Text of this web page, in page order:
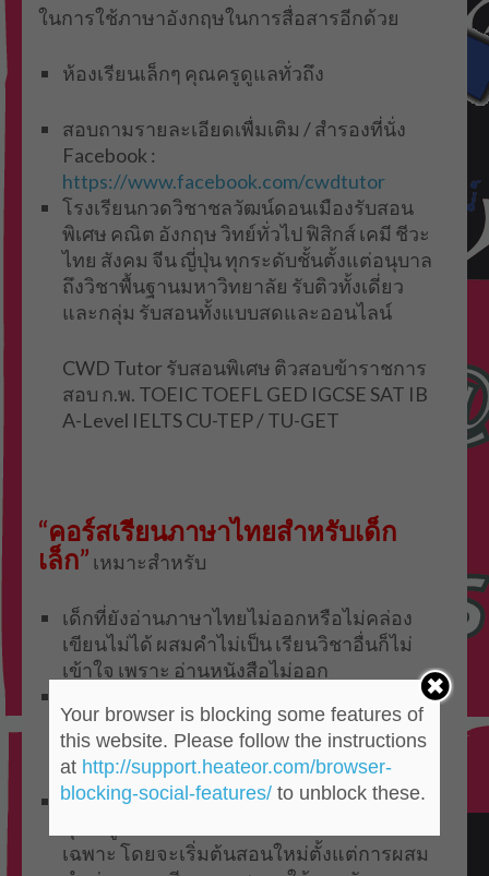
ในการใช้ภาษาอังกฤษในการสื่อสารอีกด้วย
ห้องเรียนเล็กๆ คุณครูดูแลทั่วถึง
สอบถามรายละเอียดเพื่มเติม / สำรองที่นั่ง
Facebook :
https://www.facebook.com/cwdtutor
โรงเรียนกวดวิชาชลวัฒน์ดอนเมืองรับสอน
พิเศษ คณิต อังกฤษ วิทย์ทั่วไป ฟิสิกส์ เคมี ชีวะ
ไทย สังคม จีน ญี่ปุ่น ทุกระดับชั้นตั้งแต่อนุบาล
ถึงวิชาพื้นฐานมหาวิทยาลัย รับติวทั้งเดี่ยว
และกลุ่ม รับสอนทั้งแบบสดและออนไลน์
CWD Tutor รับสอนพิเศษ ติวสอบข้าราชการ
สอบ ก.พ. TOEIC TOEFL GED IGCSE SAT IB
A-Level IELTS CU-TEP / TU-GET
“คอร์สเรียนภาษาไทยสำหรับเด็ก
เล็ก” เหมาะสำหรับ
เด็กที่ยังอ่านภาษาไทยไม่ออกหรือไม่คล่อง
เขียนไม่ได้ ผสมคำไม่เป็น เรียนวิชาอื่นก็ไม่
เข้าใจ เพราะ อ่านหนังสือไม่ออก
ภาษาอังกฤษก็ต้องจดคำแปล แต่เด็กยังอ่าน
ภาษาไทยไม่ออกและเขียนไม่ได้เลยทำไงดี
คะคุณครู
CWD Tutor-กวดวิชาชลวัฒน์ดอนเมืองมี
เฉพาะ โดยจะเริ่มต้นสอนใหม่ตั้งแต่การผสม
Your browser is blocking some features of
this website. Please follow the instructions
at http://support.heateor.com/browser-
blocking-social-features/to unblock these.